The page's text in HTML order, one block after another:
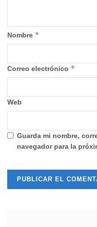
Nombre *
Correo electrónico *
Web
Guarda mi nombre,
navegador para la